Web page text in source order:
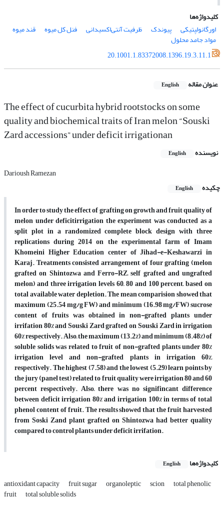
کلیدواژه‌ها
اورگانولپتیکی
پیوندک ظرفیت آنتی‌اکسیدانی فنل کل میوه قند میوه
مواد جامد محلول
20.1001.1.83372008.1396.19.3.11.1
عنوان مقاله English
The effect of cucurbita hybrid rootstocks on some
quality and biochemical traits of Iran melon “Souski
Zard accessions” under deficit irrigationan
نویسنده English
Darioush Ramezan
چکیده
English
In order to study the effect of grafting on growth and fruit quality of
melon under deficitirrigation the experiment was conducted as a
split plot in a randomized complete block design with three
replications during 2014 on the experimental farm of Imam
Khomeini Higher Education center of Jihad-e-Keshawarzi in
Karaj. Treatments consisted arrangement of four grafting (melon
grafted on Shintozwa and Ferro-RZ, self grafted and ungrafted
melon) and three irrigation levels 60, 80 and 100 percent, based on
total available water depletion. The mean comparision showed that
maximum (25.54 mg/g FW) and minimum (16.98 mg/FW) sucrose
content of fruits was obtained in non-grafted plants under
irrifation 80% and Souski Zard grafted on Souski Zard in irrigation
60% respectively. Also, the maximum (13.2%) and minimum (8.48%) of
soluble solids was related to fruit of non-grafted plants under 80%
irrigation level and non-grafted plants in irrigation 60%,
respectively. The highest (7.58) and the lowest (5.29) learn points by
the jury (panel test) related to fruit quality were irrigation 80 and 60
percent respectively. Also, there was no signifincant difference
between deficit irrigation 80% and irrigation 100% in terms of total
phenol content of fruit. The results showed that the fruit harvested
from Soski Zand plant grafted on Shintozwa had better quality
compared to control plants under deficit irrifation.
کلیدواژه‌ها English
antioxidant capacity fruit sugar organoleptic scion total phenolic
fruit total soluble solids